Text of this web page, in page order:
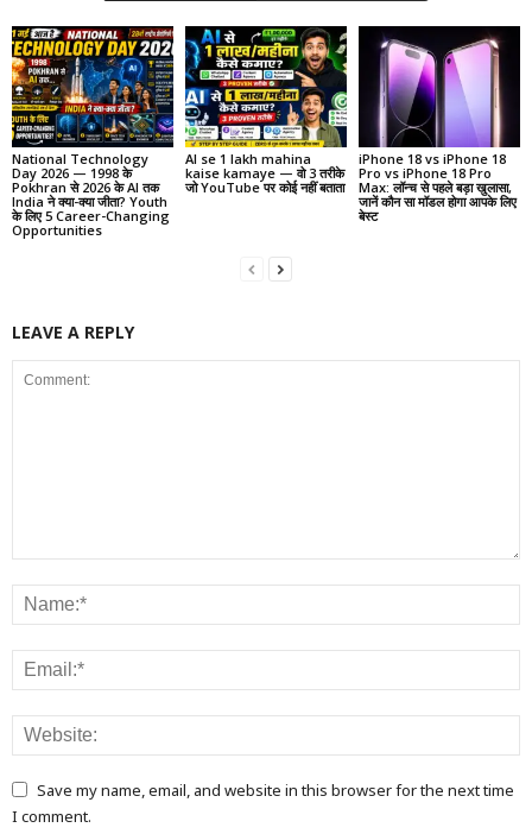
National Technology
Day 2026 — 1998 के
Pokhran से 2026 के AI तक
India ने क्या-क्या जीता? Youth
के लिए 5 Career-Changing
Opportunities
AI se 1 lakh mahina
kaise kamaye — वो 3 तरीके
जो YouTube पर कोई नहीं बताता
iPhone 18 vs iPhone 18
Pro vs iPhone 18 Pro
Max: लॉन्च से पहले बड़ा खुलासा,
जानें कौन सा मॉडल होगा आपके लिए
बेस्ट
LEAVE A REPLY
Save my name, email, and website in this browser for the next time
I comment.